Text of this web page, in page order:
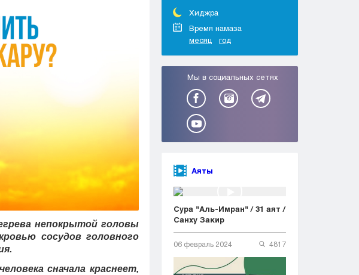
Туркестан
Усть-Каменогорск
Шымкент
непокрытой головы
сосудов головного
сначала краснеет,
Хиджра
Время намаза
месяц
год
Мы в социальных сетях
Аяты
Сура "Аль-Имран" / 31 аят /
Санху Закир
06 февраль 2024 4817